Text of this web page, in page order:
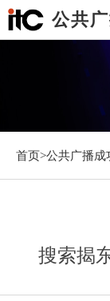
公共
首页>公共广播成
搜索揭